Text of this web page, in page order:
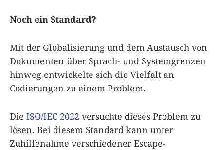
Noch ein Standard?
Mit der Globalisierung und dem Austausch von
Dokumenten über Sprach- und Systemgrenzen
hinweg entwickelte sich die Vielfalt an
Codierungen zu einem Problem.
Die ISO/IEC 2022 versuchte dieses Problem zu
lösen. Bei diesem Standard kann unter
Zuhilfenahme verschiedener Escape-